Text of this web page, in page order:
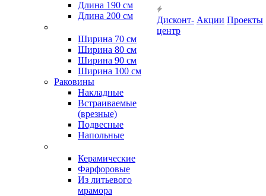
Длина 190 см
Длина 200 см
Ширина 70 см
Ширина 80 см
Ширина 90 см
Ширина 100 см
Раковины
Накладные
Встраиваемые
(врезные)
Подвесные
Напольные
Керамические
Фарфоровые
Из литьевого
мрамора
Дисконт-
центр
Акции Проекты